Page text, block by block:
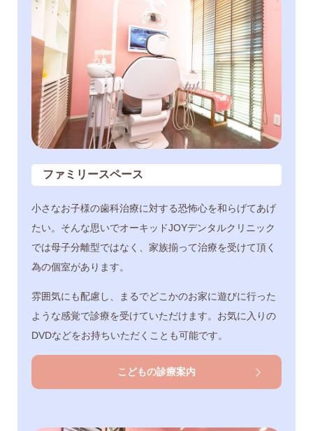
ファミリースペース
小さなお子様の歯科治療に対する恐怖心を和らげてあげ
たい。そんな思いでオーキッドJOYデンタルクリニック
では母子分離型ではなく、家族揃って治療を受けて頂く
為の個室があります。
雰囲気にも配慮し、まるでどこかのお家に遊びに行った
ような感覚で診療を受けていただけます。お気に入りの
DVDなどをお持ちいただくことも可能です。
こどもの診療案内